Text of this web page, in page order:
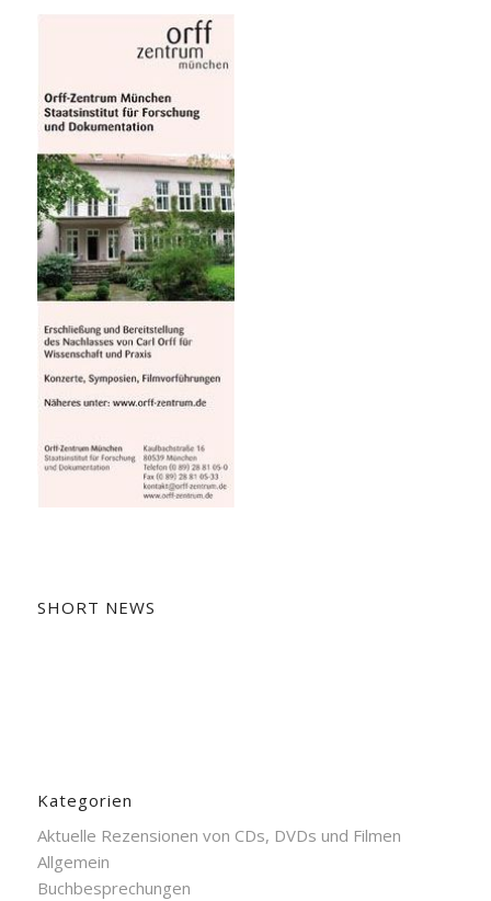
SHORT NEWS
Kategorien
Aktuelle Rezensionen von CDs, DVDs und Filmen
Allgemein
Buchbesprechungen